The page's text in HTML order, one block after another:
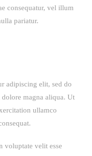
consequatur, vel illum
pariatur.
adipiscing elit, sed do
magna aliqua. Ut
ullamco
voluptate velit esse